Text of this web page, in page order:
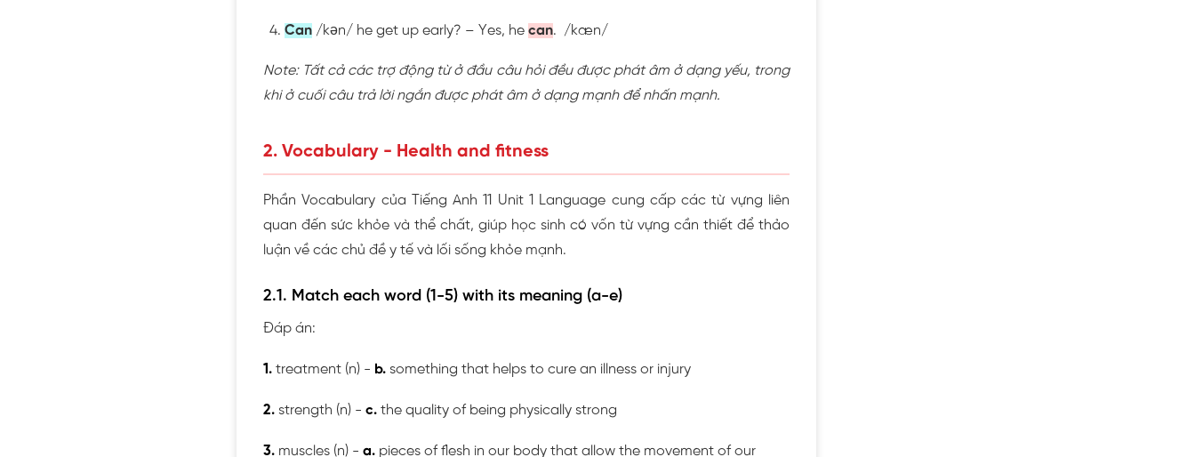
Can /kən/ he get up early? – Yes, he can. /kæn/
Note: Tất cả các trợ động từ ở đầu câu hỏi đều được phát âm ở dạng yếu, trong
khi ở cuối câu trả lời ngắn được phát âm ở dạng mạnh để nhấn mạnh.
2. Vocabulary - Health and fitness
Phần Vocabulary của Tiếng Anh 11 Unit 1 Language cung cấp các từ vựng liên
quan đến sức khỏe và thể chất, giúp học sinh có vốn từ vựng cần thiết để thảo
luận về các chủ đề y tế và lối sống khỏe mạnh.
2.1. Match each word (1-5) with its meaning (a-e)
Đáp án:
1. treatment (n) - b. something that helps to cure an illness or injury
2. strength (n) - c. the quality of being physically strong
3. muscles (n) - a. pieces of flesh in our body that allow the movement of our